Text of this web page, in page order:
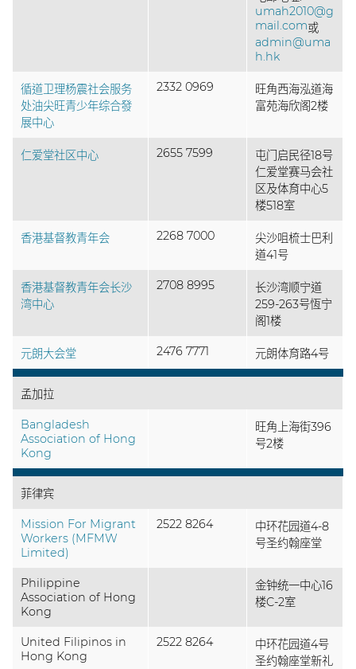
umah2010@g
mail.com或
admin@uma
h.hk
循道卫理杨震社会服务
处油尖旺青少年综合發
展中心
2332 0969
旺角西海泓道海
富苑海欣阁2楼
仁爱堂社区中心 2655 7599
屯门启民径18号
仁爱堂赛马会社
区及体育中心5
楼518室
香港基督教青年会 2268 7000
尖沙咀梳士巴利
道41号
香港基督教青年会长沙
湾中心
2708 8995
长沙湾顺宁道
259-263号恆宁
阁1楼
元朗大会堂 2476 7771 元朗体育路4号
孟加拉
Bangladesh
Association of Hong
Kong
旺角上海街396
号2楼
菲律宾
Mission For Migrant
Workers (MFMW
Limited)
2522 8264
中环花园道4-8
号圣约翰座堂
Philippine
Association of Hong
Kong
金钟统一中心16
楼C-2室
United Filipinos in
Hong Kong
2522 8264
中环花园道4号
圣约翰座堂新礼